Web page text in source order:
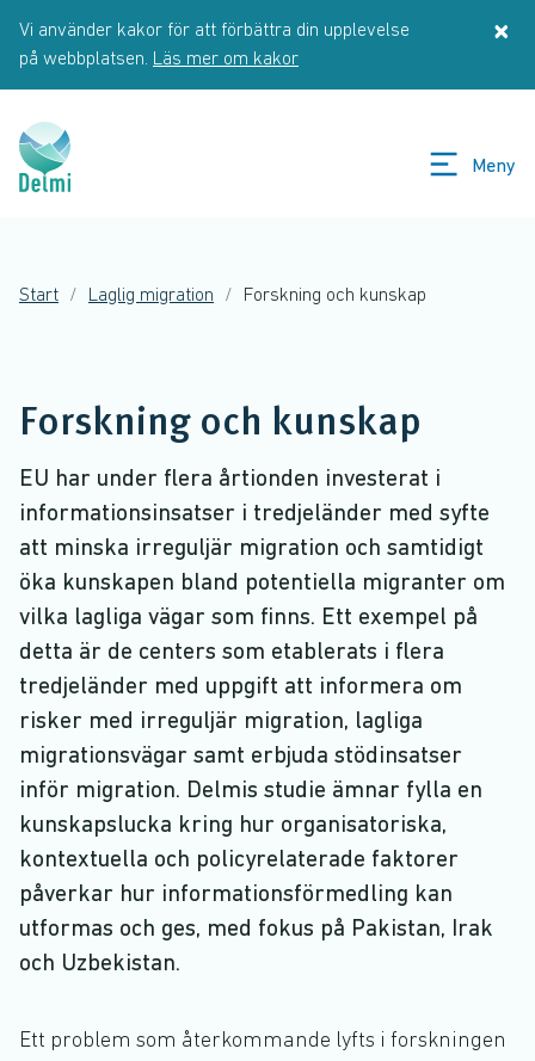
Vi använder kakor för att förbättra din upplevelse
på webbplatsen. Läs mer om kakor
×
Meny
Start Laglig migration Forskning och kunskap
Forskning och kunskap
EU har under flera årtionden investerat i
informationsinsatser i tredjeländer med syfte
att minska irreguljär migration och samtidigt
öka kunskapen bland potentiella migranter om
vilka lagliga vägar som finns. Ett exempel på
detta är de centers som etablerats i flera
tredjeländer med uppgift att informera om
risker med irreguljär migration, lagliga
migrationsvägar samt erbjuda stödinsatser
inför migration. Delmis studie ämnar fylla en
kunskapslucka kring hur organisatoriska,
kontextuella och policyrelaterade faktorer
påverkar hur informationsförmedling kan
utformas och ges, med fokus på Pakistan, Irak
och Uzbekistan.
Ett problem som återkommande lyfts i forskningen